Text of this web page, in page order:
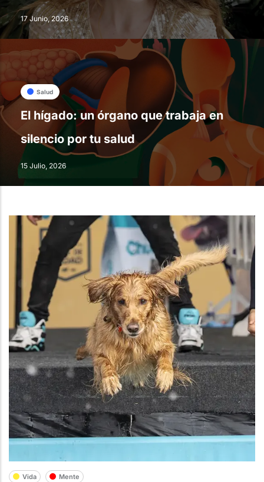
17 Junio, 2026
Salud
El hígado: un órgano que trabaja en
silencio por tu salud
15 Julio, 2026
Vida Mente